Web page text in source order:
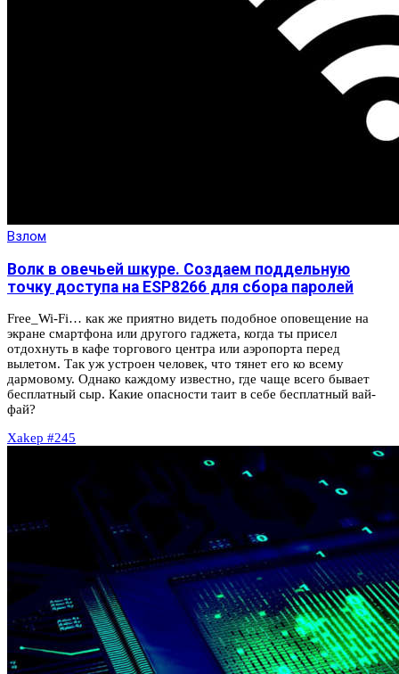
Взлом
Волк в овечьей шкуре. Создаем поддельную
точку доступа на ESP8266 для сбора паролей
Free_Wi-Fi… как же приятно видеть подобное оповещение на
экране смартфона или другого гаджета, когда ты присел
отдохнуть в кафе торгового центра или аэропорта перед
вылетом. Так уж устроен человек, что тянет его ко всему
дармовому. Однако каждому известно, где чаще всего бывает
бесплатный сыр. Какие опасности таит в себе бесплатный вай-
фай?
Xakep #245